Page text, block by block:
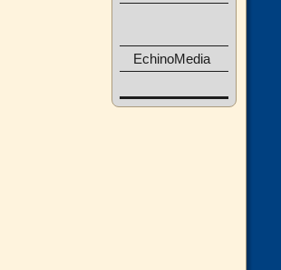
EchinoMedia